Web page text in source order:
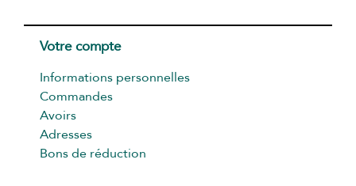
Votre compte
Informations personnelles
Commandes
Avoirs
Adresses
Bons de réduction